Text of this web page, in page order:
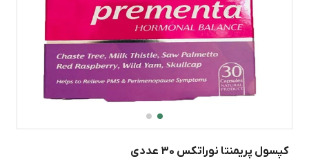
کپسول پریمنتا نوراتکس 30 عددی